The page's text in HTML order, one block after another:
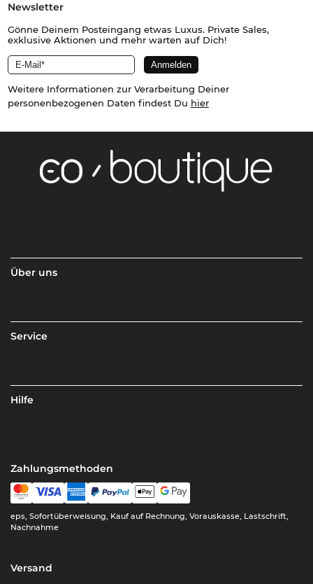
Newsletter
Gönne Deinem Posteingang etwas Luxus. Private Sales,
exklusive Aktionen und mehr warten auf Dich!
Weitere Informationen zur Verarbeitung Deiner
personenbezogenen Daten findest Du hier
Über uns
Service
Hilfe
Zahlungsmethoden
eps, Sofortüberweisung, Kauf auf Rechnung, Vorauskasse, Lastschrift,
Nachnahme
Versand